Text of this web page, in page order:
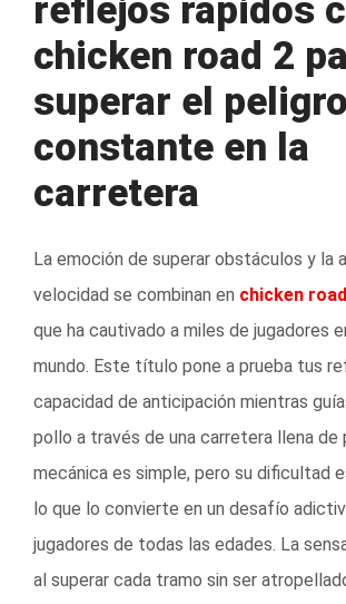
reflejos rápidos
chicken road 2
superar el peligro
constante en la
carretera
La emoción de superar obstáculos y la
velocidad se combinan en chicken
que ha cautivado a miles de jugadores
mundo. Este título pone a prueba tus
capacidad de anticipación mientras
pollo a través de una carretera llena de
mecánica es simple, pero su dificultad
lo que lo convierte en un desafío
jugadores de todas las edades. La
al superar cada tramo sin ser